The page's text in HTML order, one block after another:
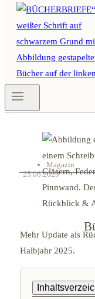
25.06.2025
Magazin
Mehr Update als
Halbjahr 2025.